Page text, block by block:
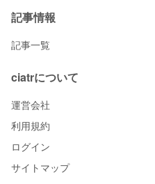
記事情報
記事一覧
ciatrについて
運営会社
利用規約
ログイン
サイトマップ